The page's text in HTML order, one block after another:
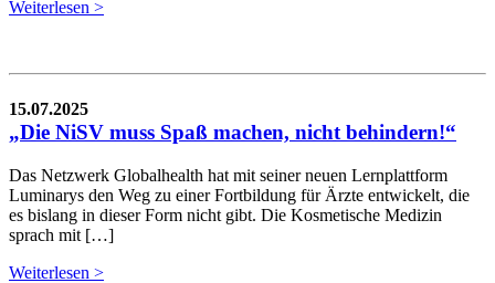
Weiterlesen >
15.07.2025
„Die NiSV muss Spaß machen, nicht behindern!“
Das Netzwerk Globalhealth hat mit seiner neuen Lernplattform
Luminarys den Weg zu einer Fortbildung für Ärzte entwickelt, die
es bislang in dieser Form nicht gibt. Die Kosmetische Medizin
sprach mit […]
Weiterlesen >